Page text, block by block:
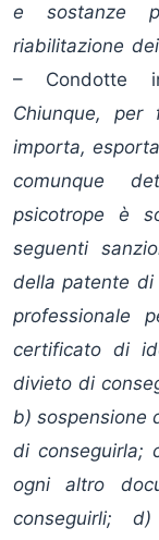
e sostanze
riabilitazione
– Condotte
Chiunque, per
importa,
comunque
psicotrope è
seguenti
della patente
professionale
certificato di
divieto di
b) sospensione
di conseguirla;
ogni altro
conseguirli;